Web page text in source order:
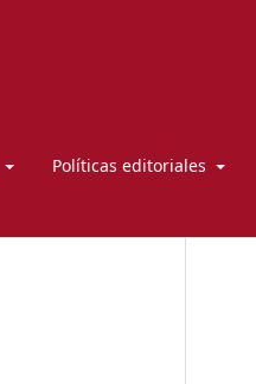
Políticas editoriales